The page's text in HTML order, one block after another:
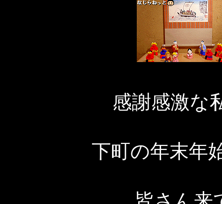
感謝感激な
下町の年末年